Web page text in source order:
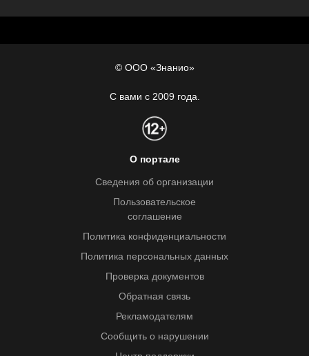
© ООО «Знанио»
С вами с 2009 года.
О портале
Сведения об организации
Пользовательское
соглашение
Политика конфиденциальности
Политика персональных данных
Проверка документов
Обратная связь
Рекламодателям
Сообщить о нарушении